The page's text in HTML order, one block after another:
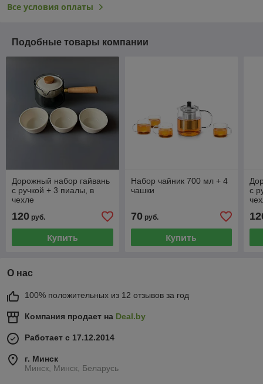
Все условия оплаты
Подобные товары компании
Дорожный набор гайвань
с ручкой + 3 пиалы, в
чехле
120 руб.
Купить
Набор чайник 700 мл + 4
чашки
70руб.
Купить
с
О нас
100% положительных из 12 отзывов за год
Компания продает на Deal.by
Работает с 17.12.2014
г. Минск
Минск, Минск, Беларусь